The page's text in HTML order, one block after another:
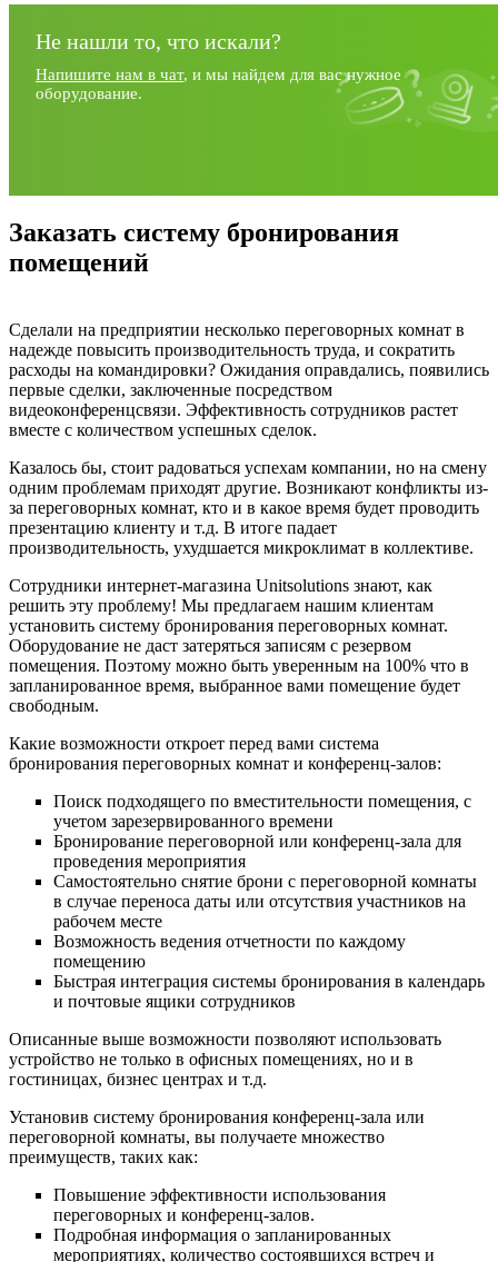
Не нашли то, что искали?
Напишите нам в чат, и мы найдем для вас нужное
оборудование.
Заказать систему бронирования
помещений
Сделали на предприятии несколько переговорных комнат в
надежде повысить производительность труда, и сократить
расходы на командировки? Ожидания оправдались, появились
первые сделки, заключенные посредством
видеоконференцсвязи. Эффективность сотрудников растет
вместе с количеством успешных сделок.
Казалось бы, стоит радоваться успехам компании, но на смену
одним проблемам приходят другие. Возникают конфликты из-
за переговорных комнат, кто и в какое время будет проводить
презентацию клиенту и т.д. В итоге падает
производительность, ухудшается микроклимат в коллективе.
Сотрудники интернет-магазина Unitsolutions знают, как
решить эту проблему! Мы предлагаем нашим клиентам
установить систему бронирования переговорных комнат.
Оборудование не даст затеряться записям с резервом
помещения. Поэтому можно быть уверенным на 100% что в
запланированное время, выбранное вами помещение будет
свободным.
Какие возможности откроет перед вами система
бронирования переговорных комнат и конференц-залов:
Поиск подходящего по вместительности помещения, с
учетом зарезервированного времени
Бронирование переговорной или конференц-зала для
проведения мероприятия
Самостоятельно снятие брони с переговорной комнаты
в случае переноса даты или отсутствия участников на
рабочем месте
Возможность ведения отчетности по каждому
помещению
Быстрая интеграция системы бронирования в календарь
и почтовые ящики сотрудников
Описанные выше возможности позволяют использовать
устройство не только в офисных помещениях, но и в
гостиницах, бизнес центрах и т.д.
Установив систему бронирования конференц-зала или
переговорной комнаты, вы получаете множество
преимуществ, таких как:
Повышение эффективности использования
переговорных и конференц-залов.
Подробная информация о запланированных
мероприятиях, количество состоявшихся встреч и